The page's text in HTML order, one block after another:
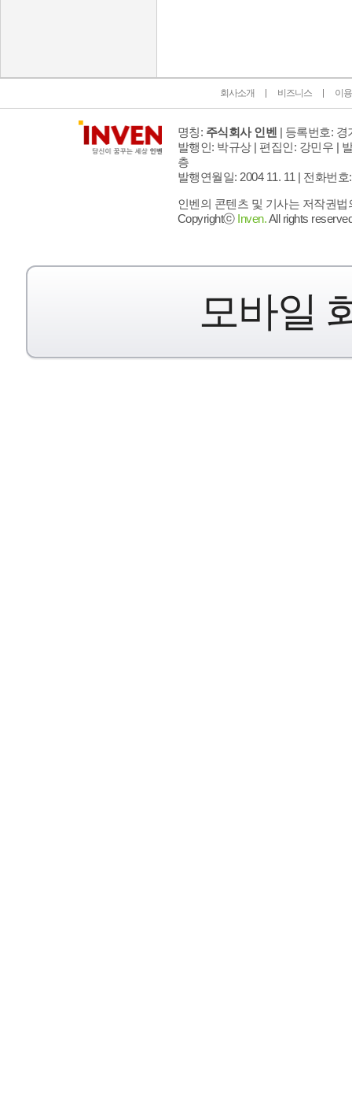
회사소개 비즈니스 이
명칭: 주식회사 인벤 | 등록번호: 경
발행인: 박규상 | 편집인: 강민우 |
층
발행연월일: 2004 11. 11 | 전화번호
인벤의 콘텐츠 및 기사는 저작권
Copyrightⓒ Inven.All rights
모바일